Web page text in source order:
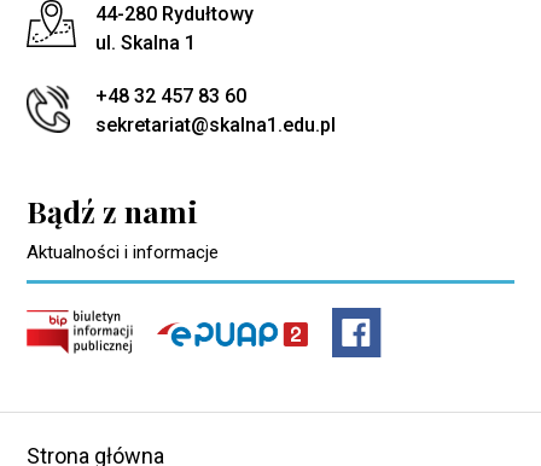
Adres pocztowy:
44-280 Rydułtowy
ul. Skalna 1
+48 32 457 83 60
sekretariat@skalna1.edu.pl
Bądź z nami
Aktualności i informacje
Strona główna